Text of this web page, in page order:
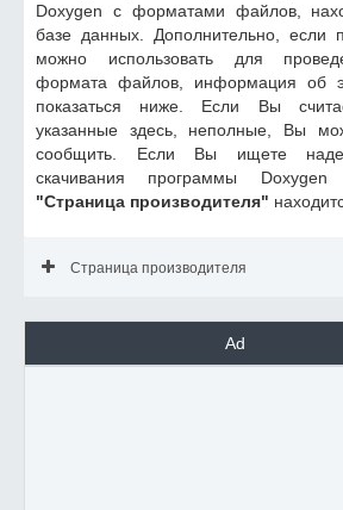
Doxygen с форматами файлов,
базе данных. Дополнительно, если
можно использовать для
формата файлов, информация об
показаться ниже. Если Вы
указанные здесь, неполные, Вы
сообщить. Если Вы ищете
скачивания программы Doxygen
"Страница производителя"
Страница производителя
Ad